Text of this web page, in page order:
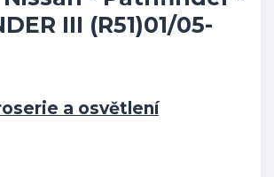
III (R51)01/05-
a osvětlení